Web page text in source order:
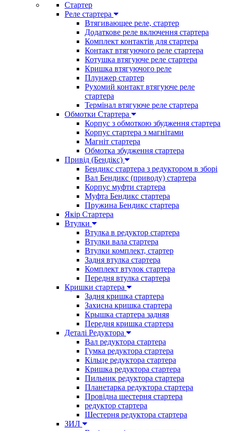
Стартер
Реле стартера
Втягивающее реле, стартер
Додаткове реле включення стартера
Комплект контактів для стартера
Контакт втягуючого реле стартера
Котушка втягуюче реле стартера
Кришка втягуючого реле
Плунжер стартер
Рухомий контакт втягуюче реле
стартера
Термінал втягуюче реле стартера
Обмотки Стартера
Корпус з обмоткою збудження стартера
Корпус стартера з магнітами
Магніт стартера
Обмотка збудження стартера
Привід (Бендікс)
Бендикс стартера з редуктором в зборі
Вал Бендикс (приводу) стартера
Корпус муфти стартера
Муфта Бендикс стартера
Пружина Бендикс стартера
Якір Стартера
Втулки
Втулка в редуктор стартера
Втулки вала стартера
Втулки комплект, стартер
Задня втулка стартера
Комплект втулок стартера
Передня втулка стартера
Кришки стартера
Задня кришка стартера
Захисна кришка стартера
Крышка стартера задняя
Передня кришка стартера
Деталі Редуктора
Вал редуктора стартера
Гумка редуктора стартера
Кільце редуктора стартера
Кришка редуктора стартера
Пильник редуктора стартера
Планетарка редуктора стартера
Провідна шестерня стартера
редуктор стартера
Шестерня редуктора стартера
ЗИЛ